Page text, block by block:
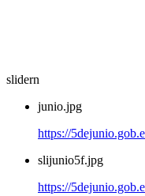
slidern
junio.jpg
https://
slijunio5f.jpg
https://